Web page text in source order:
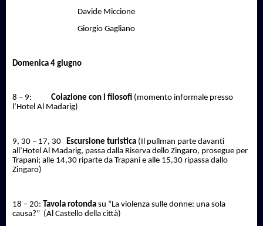
Davide Miccione
Giorgio Gagliano
Domenica 4 giugno
8 – 9: Colazione con i filosofi (momento informale presso
l’Hotel Al Madarig)
9, 30 – 17, 30 Escursione turistica (Il pullman parte davanti
all’Hotel Al Madarig, passa dalla Riserva dello Zingaro, prosegue per
Trapani; alle 14,30 riparte da Trapani e alle 15,30 ripassa dallo
Zingaro)
18 – 20: Tavola rotonda su “La violenza sulle donne: una sola
causa?” (Al Castello della città)